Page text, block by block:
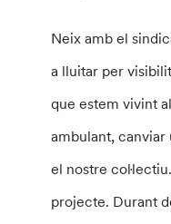
Neix amb el
a lluitar per
que estem vivint
ambulant,
el nostre
projecte. Durant